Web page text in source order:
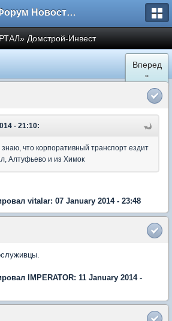
Форум Новостройки
Домстрой-Инвест
Вперед
»
- 21:10:
что корпоративный транспорт ездит
Алтуфьево и из Химок
vitalar: 07 January 2014 - 23:48
IMPERATOR: 11 January 2014 -